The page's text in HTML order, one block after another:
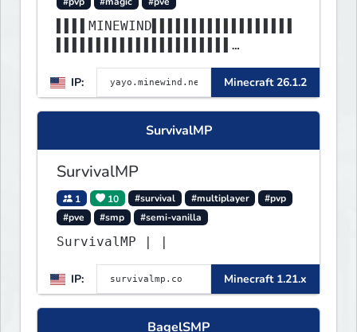
▌▌▌▌MINEWIND▌▌▌▌▌▌▌▌▌▌▌▌▌▌▌▌▌▌
▌▌▌▌▌▌▌▌▌▌▌▌▌▌▌▌▌▌▌▌▌▌▌▌▌▌▌▌▌▌
▌▌▌▌▌▌▌▌▌▌▌▌▌▌▌▌▌▌▌▌▌▌
IP: Minecraft 26.1.2
SurvivalMP
SurvivalMP
1 10 #survival #multiplayer
#pvp
#pve
#smp #semi-vanilla
IP: Minecraft 1.21.x
BagelSMP